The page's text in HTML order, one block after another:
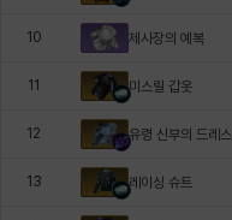
10 제사장의 예복
11 미스릴 갑옷
12 유령 신부의 드레스
13 레이싱 슈트